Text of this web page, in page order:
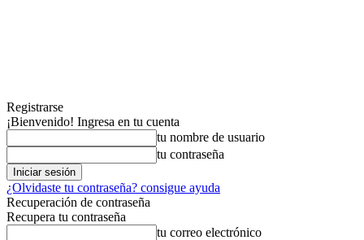
Registrarse
¡Bienvenido! Ingresa en tu cuenta
tu nombre de usuario
tu contraseña
¿Olvidaste tu contraseña? consigue ayuda
Recuperación de contraseña
Recupera tu contraseña
tu correo electrónico